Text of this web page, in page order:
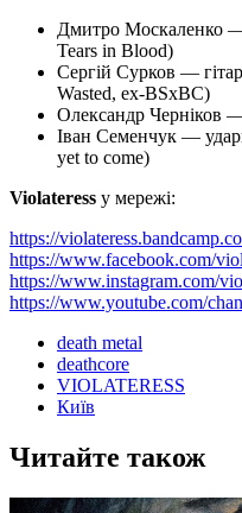
Дмитро Москаленко
Tears in Blood)
Сергій Сурков —
Wasted, ex-BSxBC)
Олександр Черніков
Іван Семенчук —
yet to come)
Violateress у мережі:
https://
https://www.facebook.com/
https://www.instagram.com/
https://www.youtube.com/
death metal
deathcore
VIOLATERESS
Київ
Читайте також